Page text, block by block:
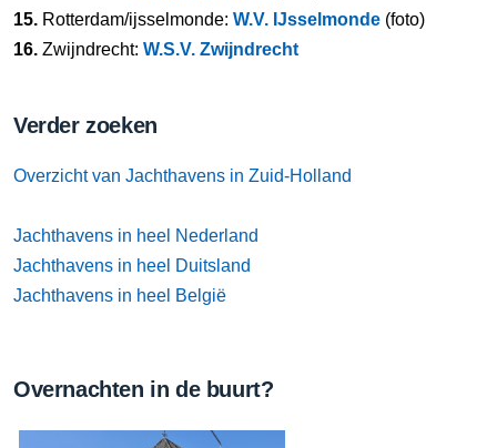
15. Rotterdam/ijsselmonde: W.V. IJsselmonde (foto)
16. Zwijndrecht: W.S.V. Zwijndrecht
Verder zoeken
Overzicht van Jachthavens in Zuid-Holland
Jachthavens in heel Nederland
Jachthavens in heel Duitsland
Jachthavens in heel België
Overnachten in de buurt?